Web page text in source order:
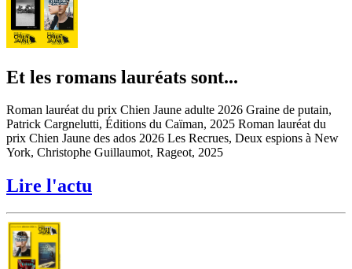
Et les romans lauréats sont...
Roman lauréat du prix Chien Jaune adulte 2026 Graine de putain,
Patrick Cargnelutti, Éditions du Caïman, 2025 Roman lauréat du
prix Chien Jaune des ados 2026 Les Recrues, Deux espions à New
York, Christophe Guillaumot, Rageot, 2025
Lire l'actu